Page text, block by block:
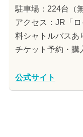
駐車場：224台（
アクセス：JR「
料シャトルバスあ
チケット予約・購
公式サイト